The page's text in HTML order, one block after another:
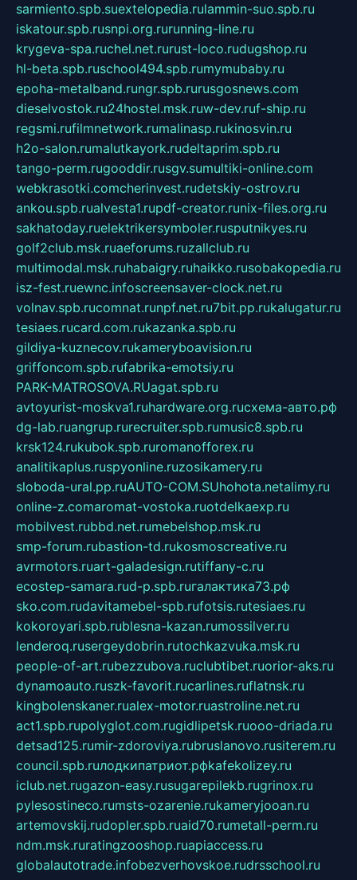
sarmiento.spb.suextelopedia.rulammin-suo.spb.ru
iskatour.spb.rusnpi.org.rurunning-line.ru
krygeva-spa.ruchel.net.rurust-loco.rudugshop.ru
hl-beta.spb.ruschool494.spb.rumymubaby.ru
epoha-metalband.rungr.spb.rurusgosnews.com
dieselvostok.ru24hostel.msk.ruw-dev.ruf-ship.ru
regsmi.rufilmnetwork.rumalinasp.rukinosvin.ru
h2o-salon.rumalutkayork.rudeltaprim.spb.ru
tango-perm.rugooddir.rusgv.sumultiki-online.com
webkrasotki.comcherinvest.rudetskiy-ostrov.ru
ankou.spb.rualvesta1.rupdf-creator.runix-files.org.ru
sakhatoday.ruelektrikersymboler.rusputnikyes.ru
golf2club.msk.ruaeforums.ruzallclub.ru
multimodal.msk.ruhabaigry.ruhaikko.rusobakopedia.ru
isz-fest.ruewnc.infoscreensaver-clock.net.ru
volnav.spb.rucomnat.runpf.net.ru7bit.pp.rukalugatur.ru
tesiaes.rucard.com.rukazanka.spb.ru
gildiya-kuznecov.rukameryboavision.ru
griffoncom.spb.rufabrika-emotsiy.ru
PARK-MATROSOVA.RUagat.spb.ru
avtoyurist-moskva1.ruhardware.org.ruсхема-авто.рф
dg-lab.ruangrup.rurecruiter.spb.rumusic8.spb.ru
krsk124.rukubok.spb.ruromanofforex.ru
analitikaplus.ruspyonline.ruzosikamery.ru
sloboda-ural.pp.ruAUTO-COM.SUhohota.netalimy.ru
online-z.comaromat-vostoka.ruotdelkaexp.ru
mobilvest.rubbd.net.rumebelshop.msk.ru
smp-forum.rubastion-td.rukosmoscreative.ru
avrmotors.ruart-galadesign.rutiffany-c.ru
ecostep-samara.rud-p.spb.ruгалактика73.рф
sko.com.rudavitamebel-spb.rufotsis.rutesiaes.ru
kokoroyari.spb.rublesna-kazan.rumossilver.ru
lenderoq.rusergeydobrin.rutochkazvuka.msk.ru
people-of-art.rubezzubova.ruclubtibet.ruorior-aks.ru
dynamoauto.ruszk-favorit.rucarlines.ruflatnsk.ru
kingbolenskaner.rualex-motor.ruastroline.net.ru
act1.spb.rupolyglot.com.rugidlipetsk.ruooo-driada.ru
detsad125.rumir-zdoroviya.rubruslanovo.rusiterem.ru
council.spb.ruлодкипатриот.рфkafekolizey.ru
iclub.net.rugazon-easy.rusugarepilekb.rugrinox.ru
pylesostineco.rumsts-ozarenie.rukameryjooan.ru
artemovskij.rudopler.spb.ruaid70.rumetall-perm.ru
ndm.msk.ruratingzooshop.ruapiaccess.ru
globalautotrade.infobezverhovskoe.rudrsschool.ru